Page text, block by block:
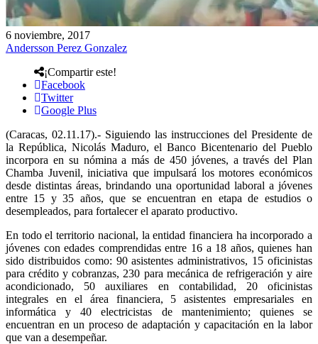
6 noviembre, 2017
Andersson Perez Gonzalez
¡Compartir este!
Facebook
Twitter
Google Plus
(Caracas, 02.11.17).- Siguiendo las instrucciones del Presidente de
la República, Nicolás Maduro, el Banco Bicentenario del Pueblo
incorpora en su nómina a más de 450 jóvenes, a través del Plan
Chamba Juvenil, iniciativa que impulsará los motores económicos
desde distintas áreas, brindando una oportunidad laboral a jóvenes
entre 15 y 35 años, que se encuentran en etapa de estudios o
desempleados, para fortalecer el aparato productivo.
En todo el territorio nacional, la entidad financiera ha incorporado a
jóvenes con edades comprendidas entre 16 a 18 años, quienes han
sido distribuidos como: 90 asistentes administrativos, 15 oficinistas
para crédito y cobranzas, 230 para mecánica de refrigeración y aire
acondicionado, 50 auxiliares en contabilidad, 20 oficinistas
integrales en el área financiera, 5 asistentes empresariales en
informática y 40 electricistas de mantenimiento; quienes se
encuentran en un proceso de adaptación y capacitación en la labor
que van a desempeñar.